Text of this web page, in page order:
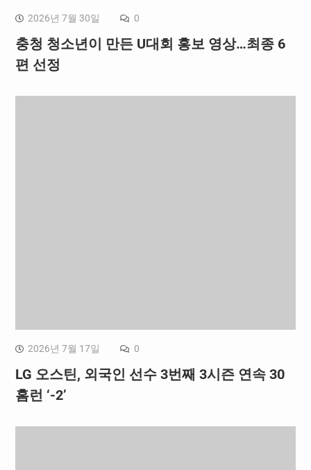
2026년 7월 30일 0
충청 청소년이 만든 U대회 홍보 영상…최종 6
편 선정
2026년 7월 17일 0
LG 오스틴, 외국인 선수 3번째 3시즌 연속 30
홈런 ‘-2’